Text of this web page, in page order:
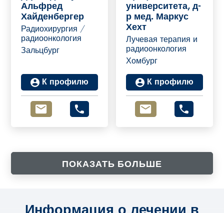
Альфред
Хайденбергер
Радиохирургия /
радиоонкология
Зальцбург
К профилю
университета, д-
р мед. Маркус
Хехт
Лучевая терапия и
радиоонкология
Хомбург
К профилю
ПОКАЗАТЬ БОЛЬШЕ